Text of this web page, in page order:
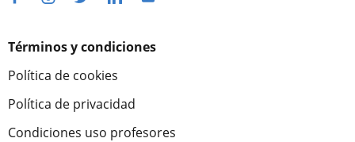
Términos y condiciones
Política de cookies
Política de privacidad
Condiciones uso profesores